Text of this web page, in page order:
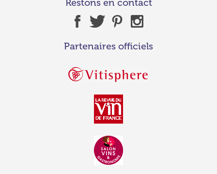
Restons en contact
Partenaires officiels